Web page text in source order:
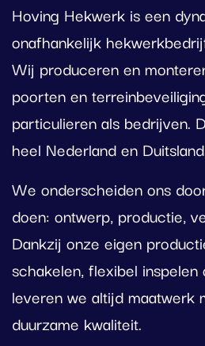
Hoving Hekwerk is een
onafhankelijk
Wij produceren en
poorten en
particulieren als bedrijven.
heel Nederland en
We onderscheiden ons
doen: ontwerp, productie,
Dankzij onze eigen
schakelen, flexibel inspelen
leveren we altijd maatwerk
duurzame kwaliteit.